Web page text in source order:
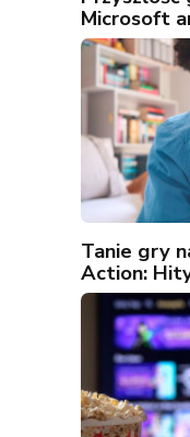
Microsoft
Tanie gry
Action: